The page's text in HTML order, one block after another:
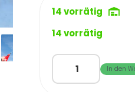
14 vorrätig
14 vorrätig
HQ
In den